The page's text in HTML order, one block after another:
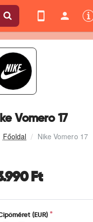
Nike Vomero 17
Vomero 17
Ft
(EUR)